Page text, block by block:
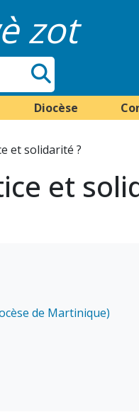
zot
Diocèse
et solidarité ?
et
de Martinique)